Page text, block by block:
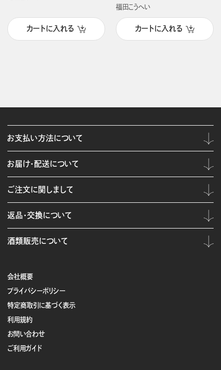
カートに入れる
福田こうへい
カートに入れる
会社概要
プライバシーポリシー
特定商取引に基づく表示
利用規約
お問い合わせ
ご利用ガイド
お支払い方法について
お届け・配送について
ご注文に関しまして
返品・交換について
酒類販売について